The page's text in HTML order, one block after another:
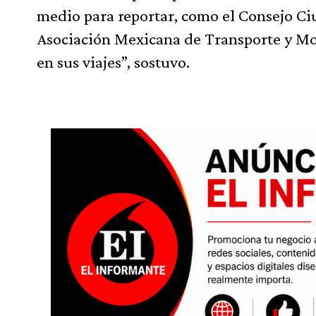
medio para reportar, como el Consejo
Asociación Mexicana de Transporte y
en sus viajes”, sostuvo.